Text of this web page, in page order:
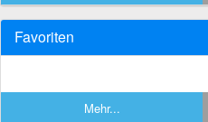
Favoriten
Mehr...